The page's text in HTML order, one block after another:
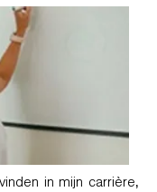
in mijn carrière,